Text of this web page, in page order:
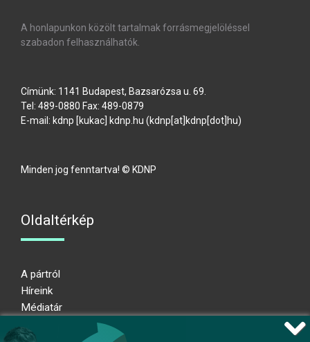
A honlapunkon közölt tartalmak forrásmegjelöléssel
szabadon felhasználhatók.
Címünk: 1141 Budapest, Bazsarózsa u. 69.
Tel: 489-0880 Fax: 489-0879
E-mail: kdnp [kukac] kdnp.hu (kdnp[at]kdnp[dot]hu)
Minden jog fenntartva! © KDNP
Oldaltérkép
A pártról
Híreink
Médiatár